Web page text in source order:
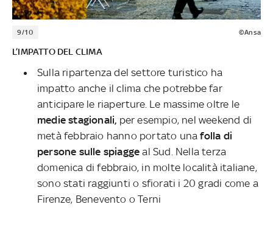
9/10 ©Ansa
L’IMPATTO DEL CLIMA
Sulla ripartenza del settore turistico ha
impatto anche il clima che potrebbe far
anticipare le riaperture. Le massime oltre le
medie stagionali, per esempio, nel weekend di
metà febbraio hanno portato una folla di
persone sulle spiagge al Sud. Nella terza
domenica di febbraio, in molte località italiane,
sono stati raggiunti o sfiorati i 20 gradi come a
Firenze, Benevento o Terni